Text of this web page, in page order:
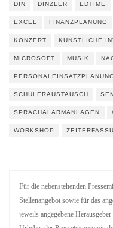
DIN DINZLER EDTIME
EXCEL FINANZPLANUNG
KONZERT KÜNSTLICHE
MICROSOFT MUSIK
PERSONALEINSATZPLANUNG
SCHÜLERAUSTAUSCH
SPRACHALARMANLAGEN
WORKSHOP
Für die nebenstehenden
Stellenangebot sowie für das
jeweils angegebene